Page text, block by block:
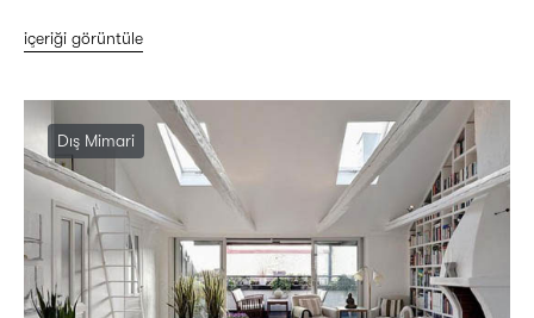
içeriği görüntüle
Dış Mimari